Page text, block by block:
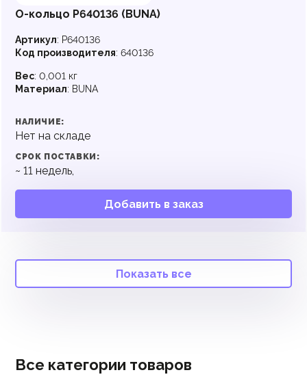
О-кольцо P640136 (BUNA)
Артикул: P640136
Код производителя: 640136
Вес: 0,001 кг
Материал: BUNA
НАЛИЧИЕ:
Нет на складе
СРОК ПОСТАВКИ:
~ 11 недель,
Добавить в заказ
Показать все
Все категории товаров